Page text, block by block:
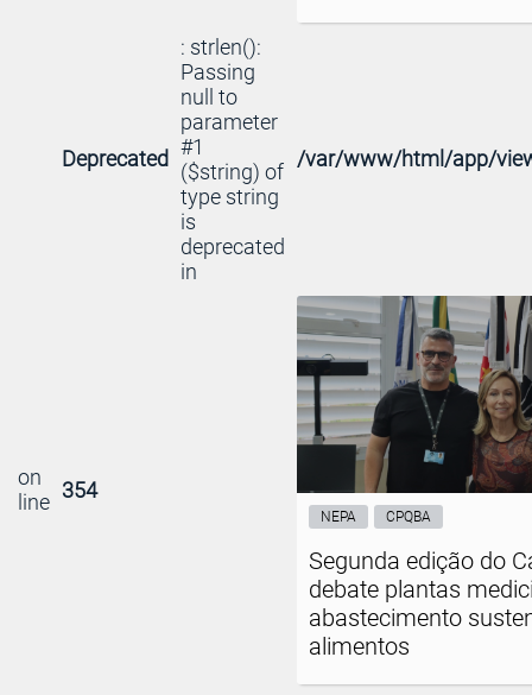
Deprecated
: strlen():
Passing
null to
parameter
#1
($string) of
type string
is
deprecated
in
/var/www/html/app/
on
line 354
NEPA CPQBA
Segunda edição do
debate plantas
abastecimento
alimentos